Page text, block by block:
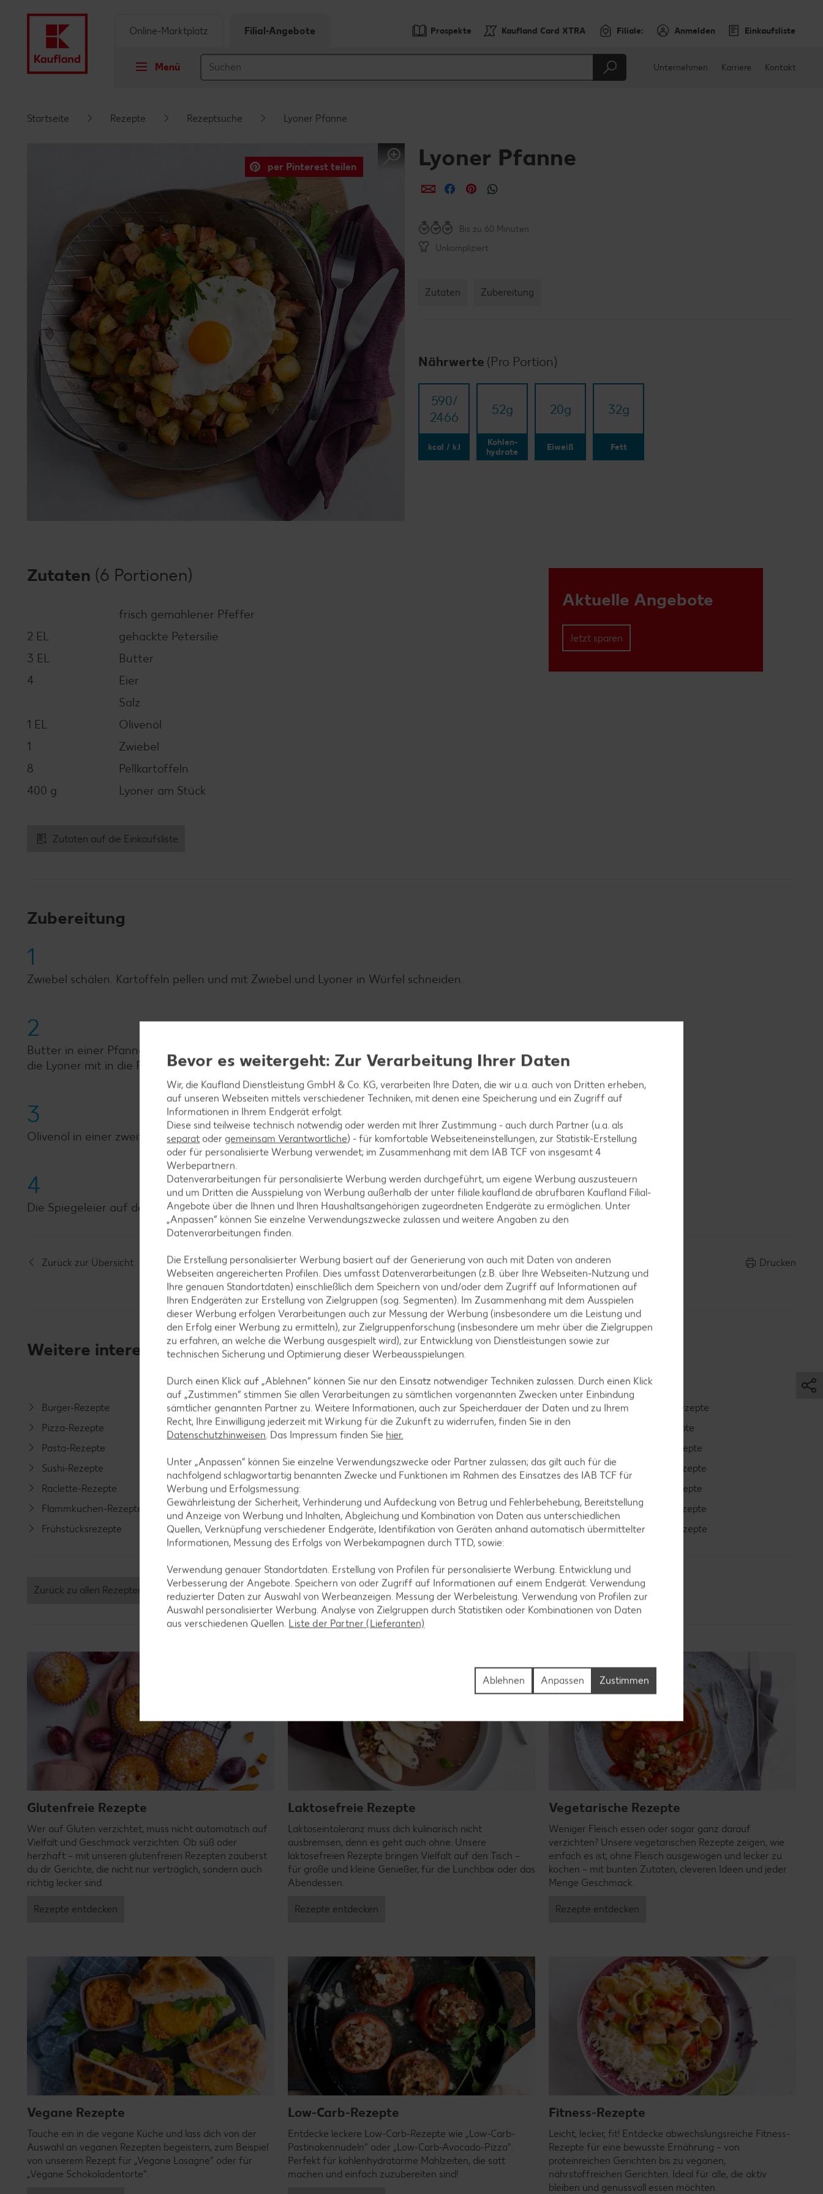
Schwebender Seitenbereich
Prospekte Kaufland Card XTRA Filiale: Anmelden Einkaufsliste
Menü
Online-Marktplatz Filial-Angebote
Unternehmen Karriere Kontakt
Startseite Rezepte Rezeptsuche Lyoner Pfanne
per Pinterest teilen Lyoner Pfanne
per E-Mail teilen
per Facebook teilen
per Pinterest teilen
Bis zu 60 Minuten
Unkompliziert
Zutaten Zubereitung
Nährwerte (Pro Portion)
590/​
2466
kcal / kJ
52g
Kohlen-
hydrate
20g
Eiweiß
32g
Fett
Aktuelle Angebote
Jetzt sparen
Zutaten (6 Portionen)
frisch gemahlener Pfeffer
2 EL
gehackte Petersilie
3 EL
Butter
4
Eier
Salz
1 EL
Olivenöl
1
Zwiebel
8
Pellkartoffeln
400 g
Lyoner am Stück
Zutaten auf die Einkaufsliste
Zubereitung
1
Zwiebel schälen. Kartoffeln pellen und mit Zwiebel und Lyoner in Würfel schneiden.
2
Butter in einer Pfanne erhitzen und Kartoffeln knusprig braten. Zwiebelwürfel zufügen und anbraten, dann
die Lyoner mit in die Pfanne geben und mit Salz und Pfeffer abschmecken.
3
Olivenöl in einer zweiten Pfanne erhitzen, darin 4 Spiegeleier braten und salzen.
4
Die Spiegeleier auf der Lyoner Pfanne anrichten und mit Petersilie bestreut garnieren.
Zurück zur Übersicht Drucken
Weitere interessante Rezeptkategorien
Burger-Rezepte
Pizza-Rezepte
Pasta-Rezepte
Sushi-Rezepte
Raclette-Rezepte
Flammkuchen-Rezepte
Frühstücksrezepte
Salat-Rezepte
Spargel-Rezepte
Fisch-Rezepte
Geflügel-Rezepte
Lamm-Rezepte
Grill-Rezepte
Muffin-Rezepte
Apfelkuchen-Rezepte
Torten-Rezepte
Pfannkuchen-Rezepte
Plätzchen-Rezepte
Smoothie-Rezepte
Bowle-Rezepte
Cocktail-Rezepte
Avocado-Rezepte
Erdbeer-Rezepte
Blaubeer-Rezepte
Bananen-Rezepte
Zurück zu allen Rezepten
Glutenfreie Rezepte
Wer auf Gluten verzichtet, muss nicht automatisch auf
Vielfalt und Geschmack verzichten. Ob süß oder
herzhaft – mit unseren glutenfreien Rezepten zauberst
du dir Gerichte, die nicht nur verträglich, sondern auch
richtig lecker sind.
Rezepte entdecken
Laktosefreie Rezepte
Laktoseintoleranz muss dich kulinarisch nicht
ausbremsen, denn es geht auch ohne. Unsere
laktosefreien Rezepte bringen Vielfalt auf den Tisch –
für große und kleine Genießer, für die Lunchbox oder das
Abendessen.
Rezepte entdecken
Vegetarische Rezepte
Weniger Fleisch essen oder sogar ganz darauf
verzichten? Unsere vegetarischen Rezepte zeigen, wie
einfach es ist, ohne Fleisch ausgewogen und lecker zu
kochen – mit bunten Zutaten, cleveren Ideen und jeder
Menge Geschmack.
Rezepte entdecken
Vegane Rezepte
Tauche ein in die vegane Küche und lass dich von der
Auswahl an veganen Rezepten begeistern, zum Beispiel
von unserem Rezept für „Vegane Lasagne“ oder für
„Vegane Schokoladentorte“.
Low-Carb-Rezepte
Entdecke leckere Low-Carb-Rezepte wie „Low-Carb-
Pastinakennudeln" oder „Low-Carb-Avocado-Pizza".
Perfekt für kohlenhydratarme Mahlzeiten, die satt
machen und einfach zuzubereiten sind!
Fitness-Rezepte
Leicht, lecker, fit! Entdecke abwechslungsreiche Fitness-
Rezepte für eine bewusste Ernährung – von
proteinreichen Gerichten bis zu veganen,
nährstoffreichen Gerichten. Ideal für alle, die aktiv
bleiben und genussvoll essen möchten.
Bevor es weitergeht: Zur Verarbeitung Ihrer Daten
Wir, die Kaufland Dienstleistung GmbH & Co. KG, verarbeiten Ihre Daten, die wir u.a. auch von Dritten erheben,
auf unseren Webseiten mittels verschiedener Techniken, mit denen eine Speicherung und ein Zugriff auf
Informationen in Ihrem Endgerät erfolgt.
Diese sind teilweise technisch notwendig oder werden mit Ihrer Zustimmung - auch durch Partner (u.a. als
separat oder gemeinsam Verantwortliche) - für komfortable Webseiteneinstellungen, zur Statistik-Erstellung
oder für personalisierte Werbung verwendet; im Zusammenhang mit dem IAB TCF von insgesamt4
Werbepartnern.
Datenverarbeitungen für personalisierte Werbung werden durchgeführt, um eigene Werbung auszusteuern
und um Dritten die Ausspielung von Werbung außerhalb der unter filiale.kaufland.de abrufbaren Kaufland Filial-
Angebote über die Ihnen und Ihren Haushaltsangehörigen zugeordneten Endgeräte zu ermöglichen. Unter
„Anpassen“ können Sie einzelne Verwendungszwecke zulassen und weitere Angaben zu den
Datenverarbeitungen finden.
Die Erstellung personalisierter Werbung basiert auf der Generierung von auch mit Daten von anderen
Webseiten angereicherten Profilen. Dies umfasst Datenverarbeitungen (z.B. über Ihre Webseiten-Nutzung und
Ihre genauen Standortdaten) einschließlich dem Speichern von und/oder dem Zugriff auf Informationen auf
Ihren Endgeräten zur Erstellung von Zielgruppen (sog. Segmenten). Im Zusammenhang mit dem Ausspielen
dieser Werbung erfolgen Verarbeitungen auch zur Messung der Werbung (insbesondere um die Leistung und
den Erfolg einer Werbung zu ermitteln), zur Zielgruppenforschung (insbesondere um mehr über die Zielgruppen
zu erfahren, an welche die Werbung ausgespielt wird), zur Entwicklung von Dienstleistungen sowie zur
technischen Sicherung und Optimierung dieser Werbeausspielungen.
Durch einen Klick auf „Ablehnen“ können Sie nur den Einsatz notwendiger Techniken zulassen. Durch einen Klick
auf „Zustimmen“ stimmen Sie allen Verarbeitungen zu sämtlichen vorgenannten Zwecken unter Einbindung
sämtlicher genannten Partner zu. Weitere Informationen, auch zur Speicherdauer der Daten und zu Ihrem
Recht, Ihre Einwilligung jederzeit mit Wirkung für die Zukunft zu widerrufen, finden Sie in den
Datenschutzhinweisen. Das Impressum finden Sie hier.
Unter „Anpassen“ können Sie einzelne Verwendungszwecke oder Partner zulassen; das gilt auch für die
nachfolgend schlagwortartig benannten Zwecke und Funktionen im Rahmen des Einsatzes des IAB TCF für
Werbung und Erfolgsmessung:
Gewährleistung der Sicherheit, Verhinderung und Aufdeckung von Betrug und Fehlerbehebung, Bereitstellung
und Anzeige von Werbung und Inhalten, Abgleichung und Kombination von Daten aus unterschiedlichen
Quellen, Verknüpfung verschiedener Endgeräte, Identifikation von Geräten anhand automatisch übermittelter
Informationen, Messung des Erfolgs von Werbekampagnen durch TTD, sowie:
Verwendung genauer Standortdaten. Erstellung von Profilen für personalisierte Werbung. Entwicklung und
Verbesserung der Angebote. Speichern von oder Zugriff auf Informationen auf einem Endgerät. Verwendung
reduzierter Daten zur Auswahl von Werbeanzeigen. Messung der Werbeleistung. Verwendung von Profilen zur
Auswahl personalisierter Werbung. Analyse von Zielgruppen durch Statistiken oder Kombinationen von Daten
aus verschiedenen Quellen. Liste der Partner (Lieferanten)
Zustimmen
Anpassen
Ablehnen